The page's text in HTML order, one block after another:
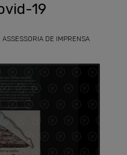
19
ASSESSORIA DE IMPRENSA